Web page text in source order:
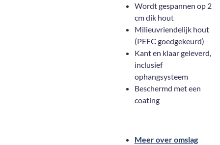
Wordt gespannen op 2
cm dik hout
Milieuvriendelijk hout
(PEFC goedgekeurd)
Kant en klaar geleverd,
inclusief
ophangsysteem
Beschermd met een
coating
Meer over omslag